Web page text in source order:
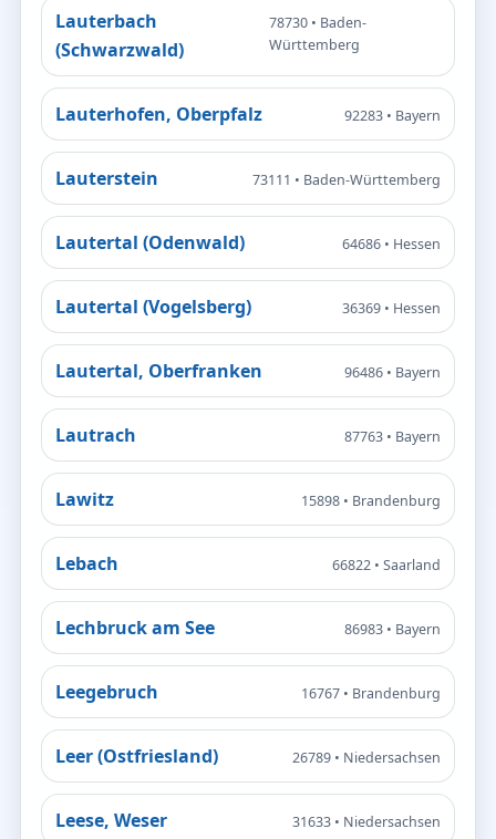
Lauterbach
(Schwarzwald)
78730 • Baden-
Württemberg
Lauterhofen, Oberpfalz 92283 • Bayern
Lauterstein 73111 • Baden-Württemberg
Lautertal (Odenwald) 64686 • Hessen
Lautertal (Vogelsberg) 36369 • Hessen
Lautertal, Oberfranken 96486 • Bayern
Lautrach 87763 • Bayern
Lawitz 15898 • Brandenburg
Lebach 66822 • Saarland
Lechbruck am See 86983 • Bayern
Leegebruch 16767 • Brandenburg
Leer (Ostfriesland) 26789 • Niedersachsen
Leese, Weser 31633 • Niedersachsen